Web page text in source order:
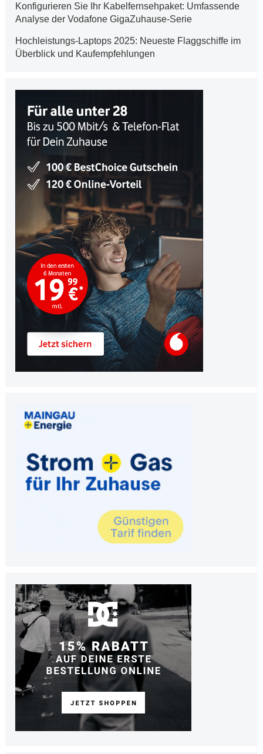
Konfigurieren Sie Ihr Kabelfernsehpaket: Umfassende
Analyse der Vodafone GigaZuhause-Serie
Hochleistungs-Laptops 2025: Neueste Flaggschiffe im
Überblick und Kaufempfehlungen